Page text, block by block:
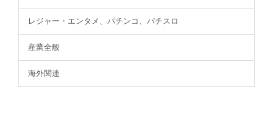
レジャー・エンタメ、パチンコ、パチスロ
産業全般
海外関連